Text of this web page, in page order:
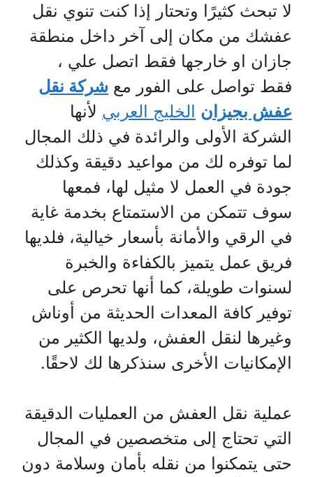
لا تبحث كثيرًا وتحتار إذا كنت تنوي نقل
عفشك من مكان إلى آخر داخل منطقة
جازان او خارجها فقط اتصل علي ،
فقط تواصل على الفور مع شركة نقل
عفش بجيزان الخليج العربي لأنها
الشركة الأولى والرائدة في ذلك المجال
لما توفره لك من مواعيد دقيقة وكذلك
جودة في العمل لا مثيل لها، فمعها
سوف تتمكن من الاستمتاع بخدمة غاية
في الرقي والأمانة بأسعار خيالية، فلديها
فريق عمل يتميز بالكفاءة والخبرة
لسنوات طويلة، كما أنها تحرص على
توفير كافة المعدات الحديثة من أوناش
وغيرها لنقل العفش، ولديها الكثير من
الإمكانيات الأخرى سنذكرها لك لاحقًا.
عملية نقل العفش من العمليات الدقيقة
التي تحتاج إلى متخصصين في المجال
حتى يتمكنوا من نقله بأمان وسلامة دون